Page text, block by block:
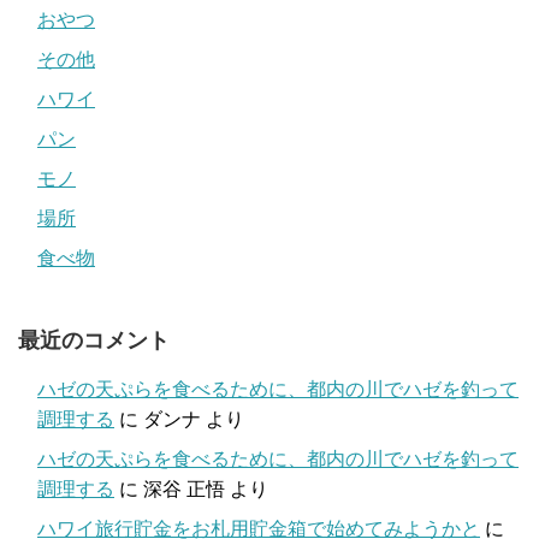
おやつ
その他
ハワイ
パン
モノ
場所
食べ物
最近のコメント
ハゼの天ぷらを食べるために、都内の川でハゼを釣って
調理する に ダンナ より
ハゼの天ぷらを食べるために、都内の川でハゼを釣って
調理する に 深谷 正悟 より
ハワイ旅行貯金をお札用貯金箱で始めてみようかと に